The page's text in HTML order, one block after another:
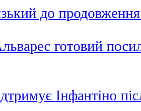
до продовження
готовий
Інфантіно